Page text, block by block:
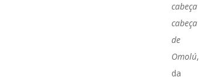
cabeça
cabeça
de
Omolú,
da